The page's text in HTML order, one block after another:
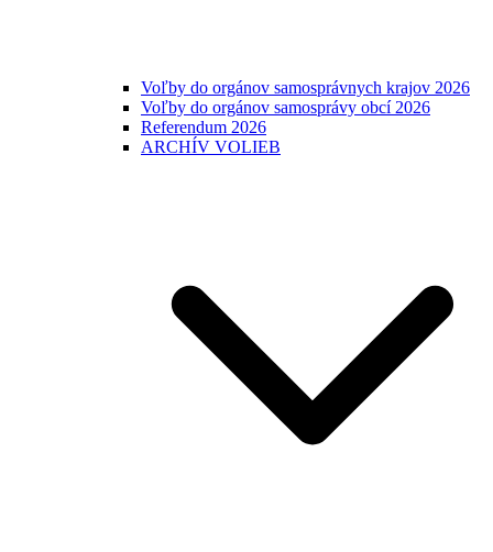
Voľby do orgánov samosprávnych krajov 2026
Voľby do orgánov samosprávy obcí 2026
Referendum 2026
ARCHÍV VOLIEB